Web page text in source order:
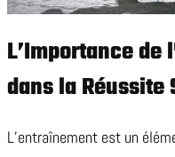
L’Importance de
dans la Réussite
L’entraînement est un